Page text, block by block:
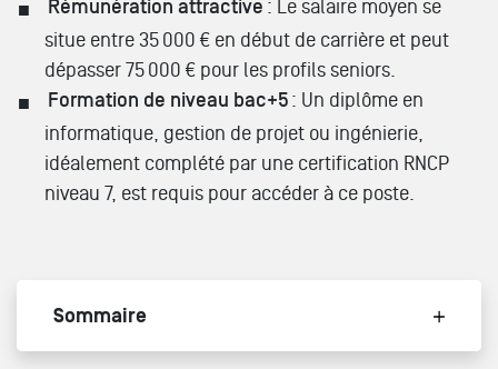
Rémunération attractive : Le salaire moyen se
situe entre 35 000 € en début de carrière et peut
dépasser 75 000 € pour les profils seniors.
Formation de niveau bac+5 : Un diplôme en
informatique, gestion de projet ou ingénierie,
idéalement complété par une certification RNCP
niveau 7, est requis pour accéder à ce poste.
Sommaire